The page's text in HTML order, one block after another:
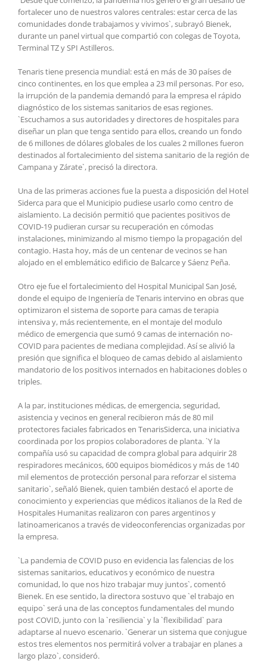
fortalecer uno de nuestros valores centrales: estar cerca de las
comunidades donde trabajamos y vivimos`, subrayó Bienek,
durante un panel virtual que compartió con colegas de Toyota,
Terminal TZ y SPI Astilleros.
Tenaris tiene presencia mundial: está en más de 30 países de
cinco continentes, en los que emplea a 23 mil personas. Por eso,
la irrupción de la pandemia demandó para la empresa el rápido
diagnóstico de los sistemas sanitarios de esas regiones.
`Escuchamos a sus autoridades y directores de hospitales para
diseñar un plan que tenga sentido para ellos, creando un fondo
de 6 millones de dólares globales de los cuales 2 millones fueron
destinados al fortalecimiento del sistema sanitario de la región de
Campana y Zárate`, precisó la directora.
Una de las primeras acciones fue la puesta a disposición del Hotel
Siderca para que el Municipio pudiese usarlo como centro de
aislamiento. La decisión permitió que pacientes positivos de
COVID-19 pudieran cursar su recuperación en cómodas
instalaciones, minimizando al mismo tiempo la propagación del
contagio. Hasta hoy, más de un centenar de vecinos se han
alojado en el emblemático edificio de Balcarce y Sáenz Peña.
Otro eje fue el fortalecimiento del Hospital Municipal San José,
donde el equipo de Ingeniería de Tenaris intervino en obras que
optimizaron el sistema de soporte para camas de terapia
intensiva y, más recientemente, en el montaje del modulo
médico de emergencia que sumó 9 camas de internación no-
COVID para pacientes de mediana complejidad. Así se alivió la
presión que significa el bloqueo de camas debido al aislamiento
mandatorio de los positivos internados en habitaciones dobles o
triples.
A la par, instituciones médicas, de emergencia, seguridad,
asistencia y vecinos en general recibieron más de 80 mil
protectores faciales fabricados en TenarisSiderca, una iniciativa
coordinada por los propios colaboradores de planta. `Y la
compañía usó su capacidad de compra global para adquirir 28
respiradores mecánicos, 600 equipos biomédicos y más de 140
mil elementos de protección personal para reforzar el sistema
sanitario`, señaló Bienek, quien también destacó el aporte de
conocimiento y experiencias que médicos italianos de la Red de
Hospitales Humanitas realizaron con pares argentinos y
latinoamericanos a través de videoconferencias organizadas por
la empresa.
`La pandemia de COVID puso en evidencia las falencias de los
sistemas sanitarios, educativos y económico de nuestra
comunidad, lo que nos hizo trabajar muy juntos`, comentó
Bienek. En ese sentido, la directora sostuvo que `el trabajo en
equipo` será una de las conceptos fundamentales del mundo
post COVID, junto con la `resiliencia` y la `flexibilidad` para
adaptarse al nuevo escenario. `Generar un sistema que conjugue
estos tres elementos nos permitirá volver a trabajar en planes a
largo plazo`, consideró.